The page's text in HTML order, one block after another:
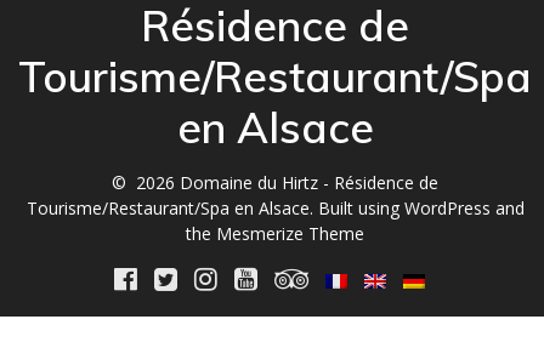
Résidence de
Tourisme/Restaurant/Spa
en Alsace
© 2026 Domaine du Hirtz - Résidence de
Tourisme/Restaurant/Spa en Alsace. Built using WordPress and
the Mesmerize Theme